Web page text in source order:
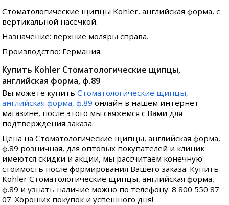
Стоматологические щипцы Kohler, английская форма, с
вертикальной насечкой.
Назначение: верхние моляры справа.
Производство: Германия.
Купить Kohler Стоматологические щипцы,
английская форма, ф.89
Вы можете купитьСтоматологические щипцы,
английская форма, ф.89 онлайн в нашем интернет
магазине, после этого мы свяжемся с Вами для
подтверждения заказа.
Цена на Стоматологические щипцы, английская форма,
ф.89 розничная, для оптовых покупателей и клиник
имеются скидки и акции, мы рассчитаем конечную
стоимость после формирования Вашего заказа. Купить
Kohler Стоматологические щипцы, английская форма,
ф.89 и узнать наличие можно по телефону: 8 800 550 87
07. Хороших покупок и успешного дня!